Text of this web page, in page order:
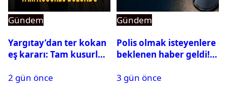
Gündem
Yargıtay’dan ter kokan
eş kararı: Tam kusurlu
2 gün önce
Gündem
Polis olmak isteyenlere
beklenen haber geldi!
3 gün önce